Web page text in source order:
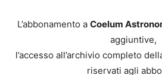
L’abbonamento a Coelum
aggiuntive,
l’accesso all’archivio completo
riservati agli